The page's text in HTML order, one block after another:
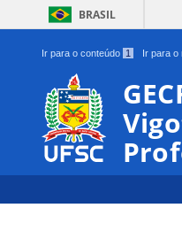
BRASIL
Ir para o conteúdo 1 Ir para o